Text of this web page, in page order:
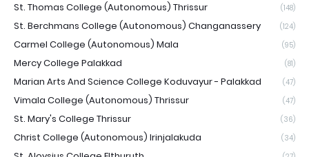
St. Thomas College (Autonomous) Thrissur (148)
St. Berchmans College (Autonomous) Changanassery (124)
Carmel College (Autonomous) Mala (95)
Mercy College Palakkad (81)
Marian Arts And Science College Koduvayur - Palakkad (47)
Vimala College (Autonomous) Thrissur (47)
St. Mary's College Thrissur (36)
Christ College (Autonomous) Irinjalakuda (34)